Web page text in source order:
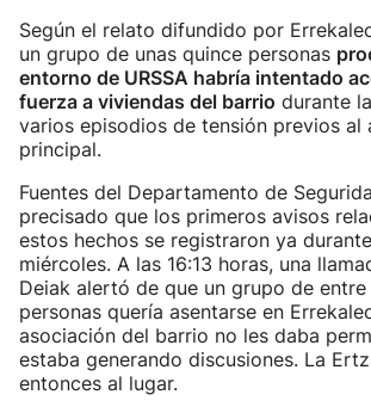
Según el relato difundido por
un grupo de unas quince personas
entorno de URSSA habría intentado
fuerza a viviendas del barrio durante
varios episodios de tensión previos al
principal.
Fuentes del Departamento de
precisado que los primeros avisos
estos hechos se registraron ya
miércoles. A las 16:13 horas, una
Deiak alertó de que un grupo de entre
personas quería asentarse en
asociación del barrio no les daba
estaba generando discusiones. La
entonces al lugar.